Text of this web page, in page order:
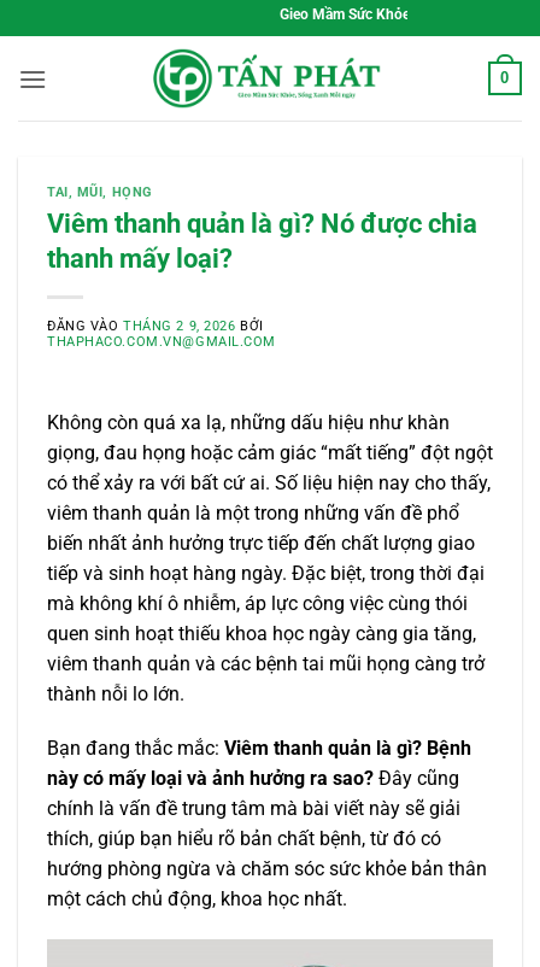
qua
nội
Gieo Mầm Sức Khỏe, Sống Xanh Mỗi Ngày
0
TAI, MŨI, HỌNG
Viêm thanh quản là gì? Nó được chia
thanh mấy loại?
ĐĂNG VÀOTHÁNG 2 9, 2026 BỞI
THAPHACO.COM.VN@GMAIL.COM
Không còn quá xa lạ, những dấu hiệu như khàn
giọng, đau họng hoặc cảm giác “mất tiếng” đột ngột
có thể xảy ra với bất cứ ai. Số liệu hiện nay cho thấy,
viêm thanh quản là một trong những vấn đề phổ
biến nhất ảnh hưởng trực tiếp đến chất lượng giao
tiếp và sinh hoạt hàng ngày. Đặc biệt, trong thời đại
mà không khí ô nhiễm, áp lực công việc cùng thói
quen sinh hoạt thiếu khoa học ngày càng gia tăng,
viêm thanh quản và các bệnh tai mũi họng càng trở
thành nỗi lo lớn.
Bạn đang thắc mắc: Viêm thanh quản là gì? Bệnh
này có mấy loại và ảnh hưởng ra sao? Đây cũng
chính là vấn đề trung tâm mà bài viết này sẽ giải
thích, giúp bạn hiểu rõ bản chất bệnh, từ đó có
hướng phòng ngừa và chăm sóc sức khỏe bản thân
một cách chủ động, khoa học nhất.